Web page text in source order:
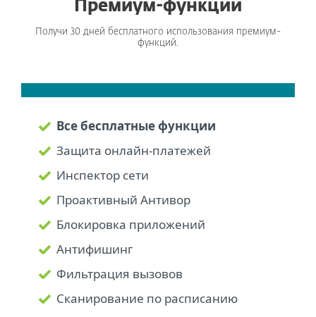
Премиум-функции
Получи 30 дней бесплатного использования премиум-
функций.
Все бесплатные функции
Защита онлайн-платежей
Инспектор сети
Проактивный Антивор
Блокировка приложений
Антифишинг
Фильтрация вызовов
Сканирование по расписанию